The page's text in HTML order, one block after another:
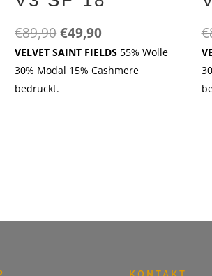
€89,90Ursprünglicher
Preis
war:
€49,90
Preis
ist:
VELVET SAINT FIELDS 55% Wolle
30% Modal 15% Cashmere
bedruckt.
€